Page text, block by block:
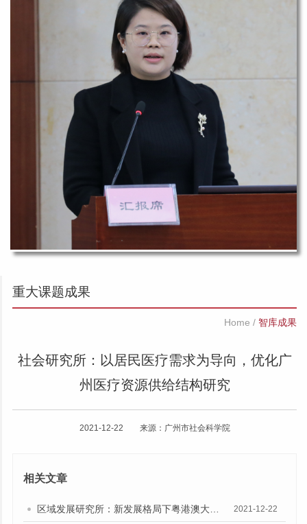
重大课题成果
Home / 智库成果
社会研究所：以居民医疗需求为导向，优化广
州医疗资源供给结构研究
2021-12-22 来源：广州市社会科学院
相关文章
2021-12-22